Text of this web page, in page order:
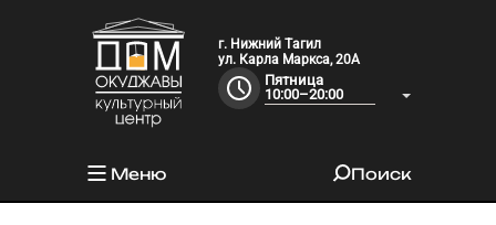
г. Нижний Тагил
ул. Карла Маркса, 20А
Пятница
10:00–20:00
Меню Поиск